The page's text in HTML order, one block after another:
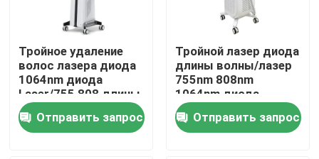
Дом
Продукты
Ролики
Тройное удаление
волос лазера диода
1064nm диода
Laser/755 808 длины
волны
Отправить запрос
Тройной лазер диода
длины волны/лазер
755nm 808nm
1064nm диода
Отправить запрос